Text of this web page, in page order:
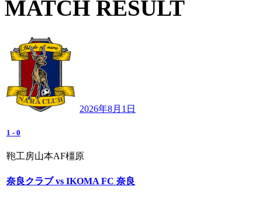
MATCH RESULT
2026年8月1日
1 - 0
鞄工房山本AF橿原
奈良クラブ vs IKOMA FC 奈良